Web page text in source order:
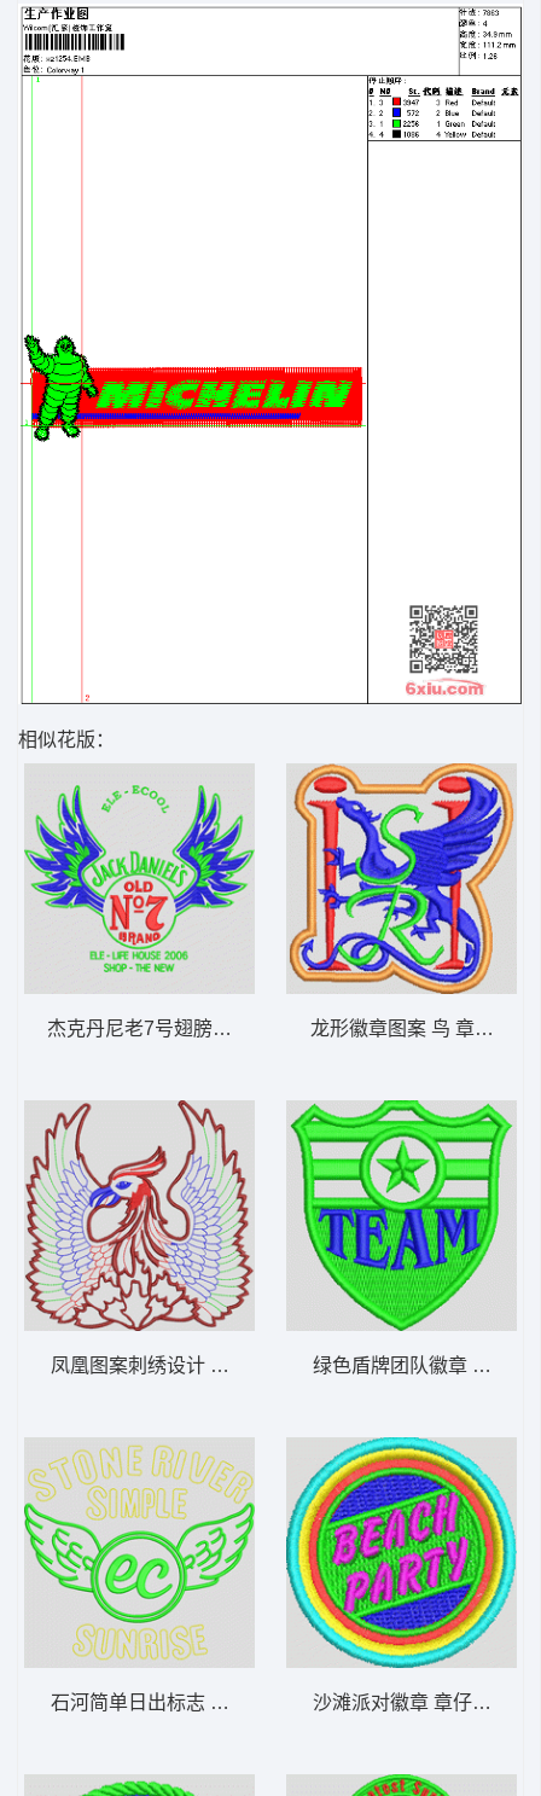
相似花版：
杰克丹尼老7号翅膀标志 章仔标志布贴徽章男
凤凰图案刺绣设计 鸟 章仔标志布贴徽章男
石河简单日出标志 章仔标志布贴徽章男
龙形徽章图案 鸟
绿色盾牌团队徽章 章仔标
沙滩派对徽章 章仔标志布